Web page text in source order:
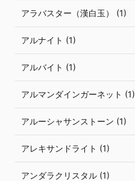
アラバスター（漢白玉） (1)
アルナイト (1)
アルバイト (1)
アルマンダインガーネット (1)
アルーシャサンストーン (1)
アレキサンドライト (1)
アンダラクリスタル (1)